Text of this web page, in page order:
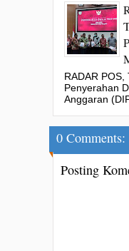
RADAR
Penyerahan
Anggaran
0 Comments:
Posting